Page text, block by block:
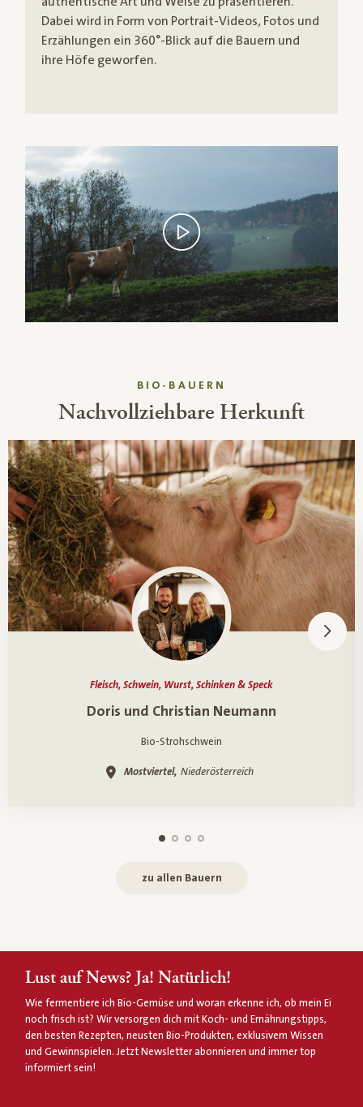
Dabei wird in Form von Portrait-Videos, Fotos und
Erzählungen ein 360°-Blick auf die Bauern und
ihre Höfe geworfen.
BIO-BAUERN
Nachvollziehbare Herkunft
Fleisch, Schwein, Wurst, Schinken & Speck
Ein Porträt über
Doris und Christian Neumann
Bio-Strohschwein
Mostviertel, Niederösterreich
zu allen Bauern
Lust auf News? Ja! Natürlich!
Wie fermentiere ich Bio-Gemüse und woran erkenne ich, ob mein Ei
noch frisch ist? Wir versorgen dich mit Koch- und Ernährungstipps,
den besten Rezepten, neusten Bio-Produkten, exklusivem Wissen
und Gewinnspielen. Jetzt Newsletter abonnieren und immer top
informiert sein!